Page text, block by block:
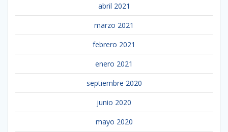
abril 2021
marzo 2021
febrero 2021
enero 2021
septiembre 2020
junio 2020
mayo 2020